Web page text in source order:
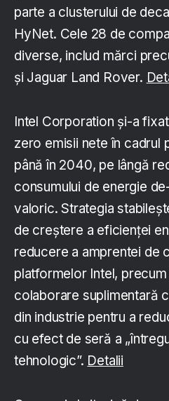
parte a clusterului de
HyNet. Cele 28 de
diverse, includ mărci
și Jaguar Land Rover.
Intel Corporation și-a
zero emisii nete în cadrul
până în 2040, pe lângă
consumului de energie
valoric. Strategia
de creștere a eficienței
reducere a amprentei de
platformelor Intel, precum
colaborare suplimentară
din industrie pentru a
cu efect de seră a
tehnologic”. Detalii